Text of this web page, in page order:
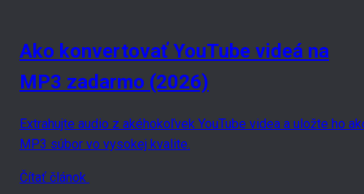
Ako konvertovať YouTube videá na
MP3 zadarmo (2026)
Extrahujte audio z akéhokoľvek YouTube videa a uložte ho
MP3 súbor vo vysokej kvalite.
Čítať článok